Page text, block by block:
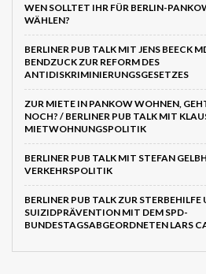
WEN SOLLTET IHR FÜR BERLIN-
WÄHLEN?
BERLINER PUB TALK MIT JENS BEECK
BENDZUCK ZUR REFORM DES
ANTIDISKRIMINIERUNGSGESETZES
ZUR MIETE IN PANKOW WOHNEN,
NOCH? / BERLINER PUB TALK MIT
MIETWOHNUNGSPOLITIK
BERLINER PUB TALK MIT STEFAN
VERKEHRSPOLITIK
BERLINER PUB TALK ZUR STERBEHILFE
SUIZIDPRÄVENTION MIT DEM SPD-
BUNDESTAGSABGEORDNETEN LARS